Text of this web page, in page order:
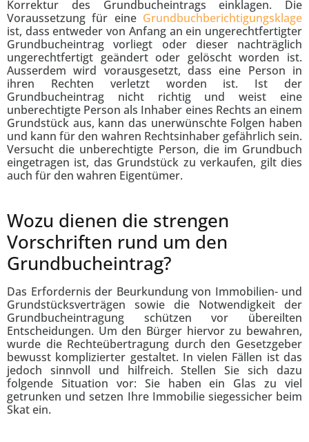
Korrektur des Grundbucheintrags einklagen. Die
Voraussetzung für eine Grundbuchberichtigungsklage
ist, dass entweder von Anfang an ein ungerechtfertigter
Grundbucheintrag vorliegt oder dieser nachträglich
ungerechtfertigt geändert oder gelöscht worden ist.
Ausserdem wird vorausgesetzt, dass eine Person in
ihren Rechten verletzt worden ist. Ist der
Grundbucheintrag nicht richtig und weist eine
unberechtigte Person als Inhaber eines Rechts an einem
Grundstück aus, kann das unerwünschte Folgen haben
und kann für den wahren Rechtsinhaber gefährlich sein.
Versucht die unberechtigte Person, die im Grundbuch
eingetragen ist, das Grundstück zu verkaufen, gilt dies
auch für den wahren Eigentümer.
Wozu dienen die strengen
Vorschriften rund um den
Grundbucheintrag?
Das Erfordernis der Beurkundung von Immobilien- und
Grundstücksverträgen sowie die Notwendigkeit der
Grundbucheintragung schützen vor übereilten
Entscheidungen. Um den Bürger hiervor zu bewahren,
wurde die Rechteübertragung durch den Gesetzgeber
bewusst komplizierter gestaltet. In vielen Fällen ist das
jedoch sinnvoll und hilfreich. Stellen Sie sich dazu
folgende Situation vor: Sie haben ein Glas zu viel
getrunken und setzen Ihre Immobilie siegessicher beim
Skat ein.